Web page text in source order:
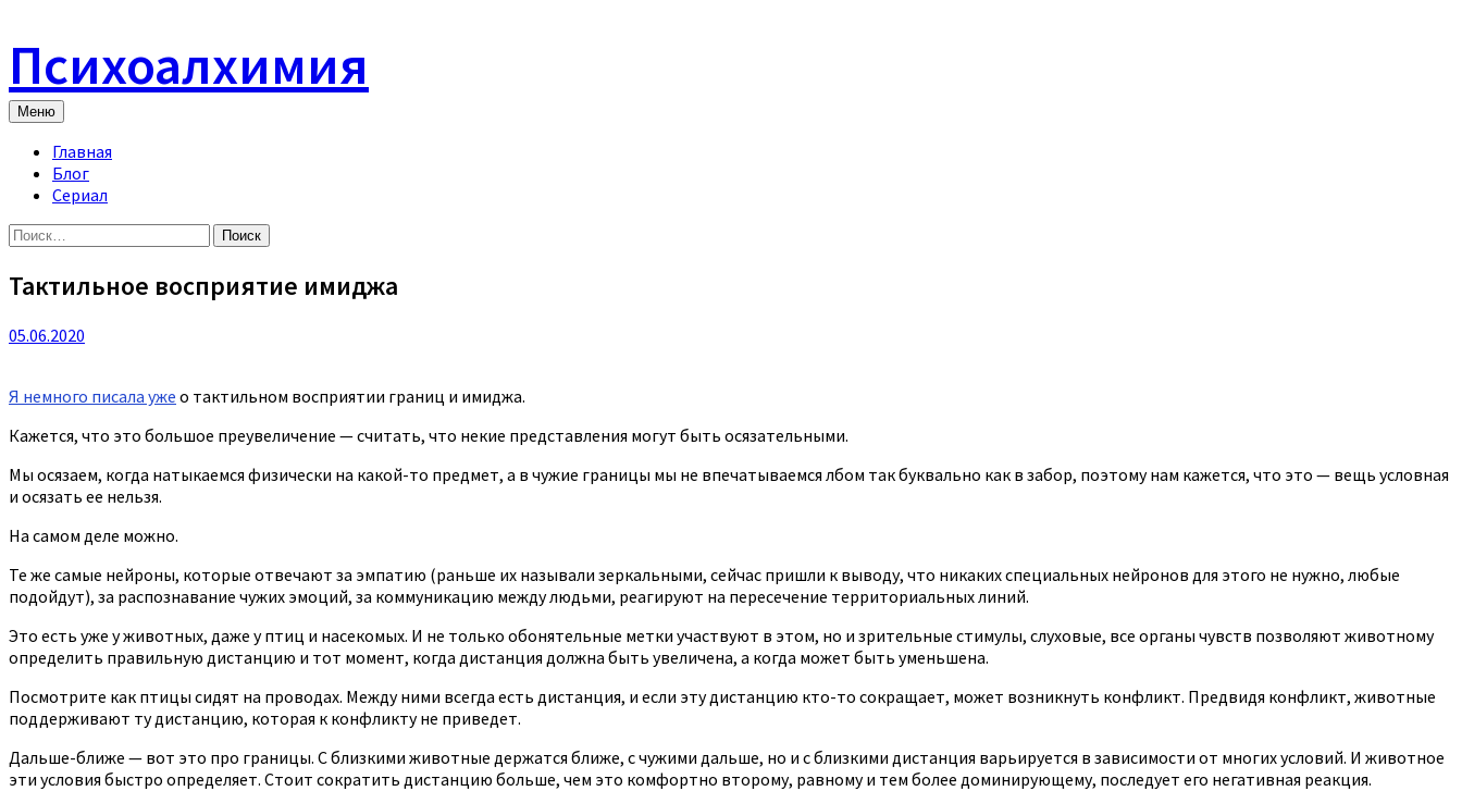
content
Психоалхимия
Меню
Главная
Блог
Сериал
Найти:
Тактильное восприятие имиджа
05.06.2020
Я немного писала уже о тактильном восприятии границ и имиджа.
Кажется, что это большое преувеличение — считать, что некие представления могут быть осязательными.
Мы осязаем, когда натыкаемся физически на какой-то предмет, а в чужие границы мы не впечатываемся лбом так буквально как в забор, поэтому нам кажется, что это — вещь условная
и осязать ее нельзя.
На самом деле можно.
Те же самые нейроны, которые отвечают за эмпатию (раньше их называли зеркальными, сейчас пришли к выводу, что никаких специальных нейронов для этого не нужно, любые
подойдут), за распознавание чужих эмоций, за коммуникацию между людьми, реагируют на пересечение территориальных линий.
Это есть уже у животных, даже у птиц и насекомых. И не только обонятельные метки участвуют в этом, но и зрительные стимулы, слуховые, все органы чувств позволяют животному
определить правильную дистанцию и тот момент, когда дистанция должна быть увеличена, а когда может быть уменьшена.
Посмотрите как птицы сидят на проводах. Между ними всегда есть дистанция, и если эту дистанцию кто-то сокращает, может возникнуть конфликт. Предвидя конфликт, животные
поддерживают ту дистанцию, которая к конфликту не приведет.
Дальше-ближе — вот это про границы. С близкими животные держатся ближе, с чужими дальше, но и с близкими дистанция варьируется в зависимости от многих условий. И животное
эти условия быстро определяет. Стоит сократить дистанцию больше, чем это комфортно второму, равному и тем более доминирующему, последует его негативная реакция.